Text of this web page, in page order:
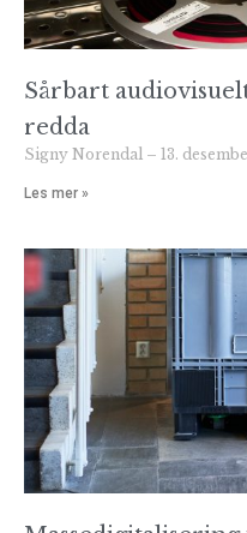
Sårbart
redda
Signy Norendal 13.
Les mer »